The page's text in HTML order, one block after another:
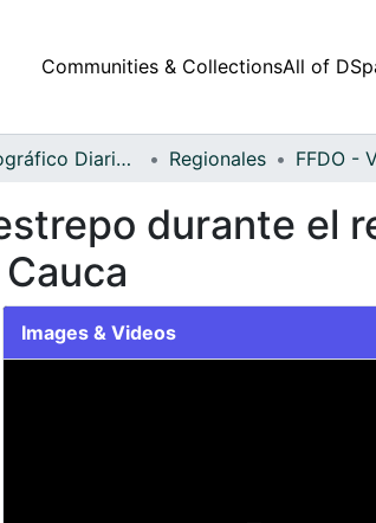
Communities & CollectionsAll of
Fondo Fotográfico Diario Occidente Regionales
durante el
Images & Videos